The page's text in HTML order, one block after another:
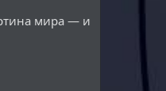
мира — и